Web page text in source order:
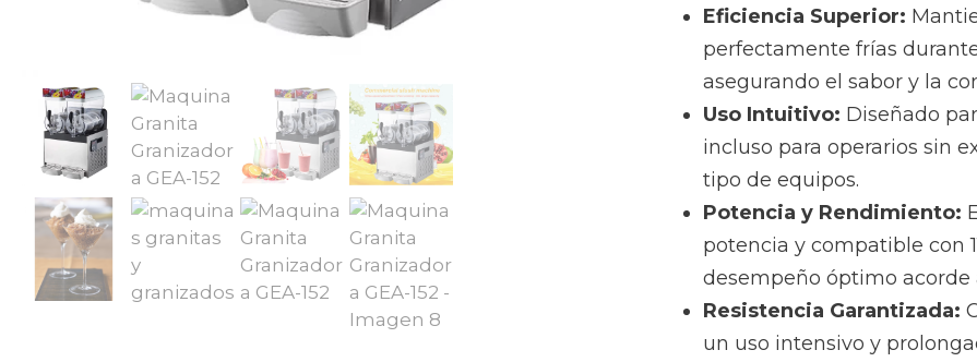
Eficiencia Superior:
perfectamente frías
asegurando el sabor y la
Uso Intuitivo: Diseñado
incluso para operarios sin
tipo de equipos.
Potencia y Rendimiento:
potencia y compatible con
desempeño óptimo acorde
Resistencia Garantizada:
un uso intensivo y